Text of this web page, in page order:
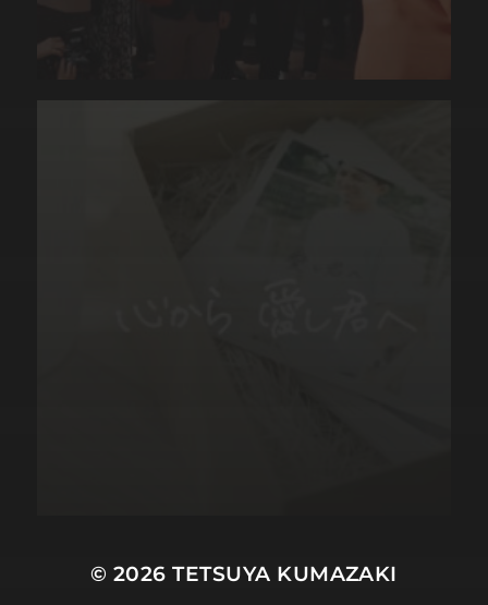
© 2026TETSUYA KUMAZAKI